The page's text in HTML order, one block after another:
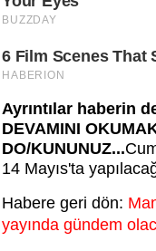
Ayrıntılar haberin
DEVAMINI
DO/KUNUNUZ...
14 Mayıs'ta
Habere geri dön:
yayında gündem